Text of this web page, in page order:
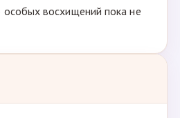
восхищений пока не